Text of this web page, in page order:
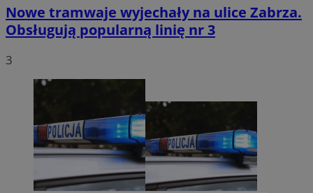
Nowe tramwaje wyjechały na ulice Zabrza.
Obsługują popularną linię nr 3
3